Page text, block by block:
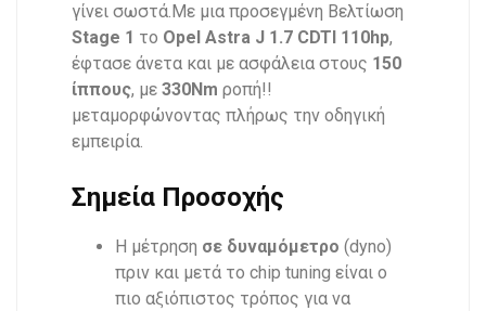
γίνει σωστά.Με μια προσεγμένη Βελτίωση
Stage 1 το Opel Astra J 1.7 CDTI 110hp,
έφτασε άνετα και με ασφάλεια στους 150
ίππους, με 330Nm ροπή!!
μεταμορφώνοντας πλήρως την οδηγική
εμπειρία.
Σημεία Προσοχής
Η μέτρηση σε δυναμόμετρο (dyno)
πριν και μετά το chip tuning είναι ο
πιο αξιόπιστος τρόπος για να